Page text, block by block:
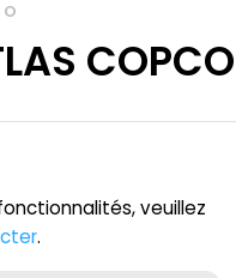
COPCO
veuillez
.